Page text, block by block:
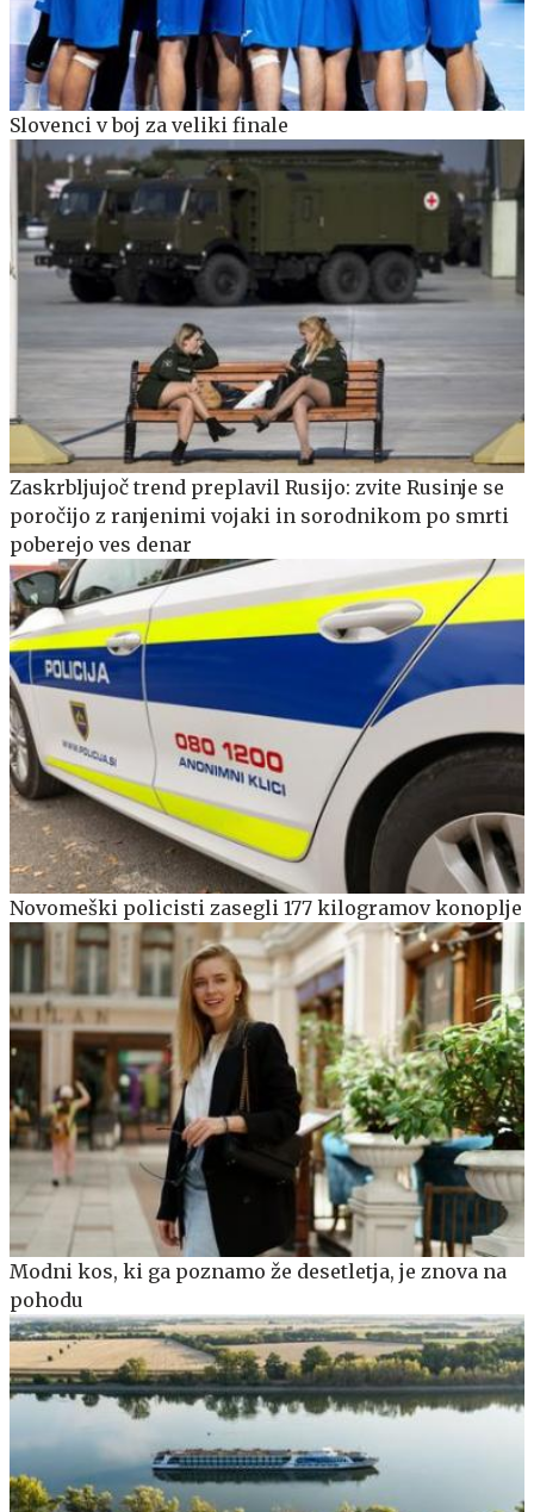
Slovenci v boj za veliki finale
Zaskrbljujoč trend preplavil Rusijo: zvite Rusinje se
poročijo z ranjenimi vojaki in sorodnikom po smrti
poberejo ves denar
Novomeški policisti zasegli 177 kilogramov konoplje
Modni kos, ki ga poznamo že desetletja, je znova na
pohodu